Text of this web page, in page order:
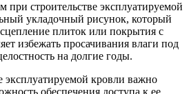
строительстве эксплуатируемой
укладочный рисунок, который
плиток или покрытия с
избежать просачивания влаги под
на долгие годы.
эксплуатируемой кровли важно